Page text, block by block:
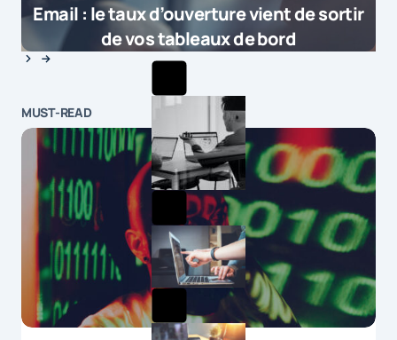
Email : le taux d’ouverture vient de sortir
de vos tableaux de bord
MUST-READ